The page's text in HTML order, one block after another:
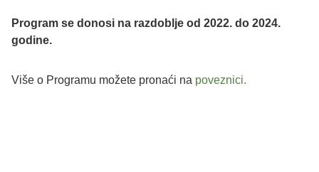
Program se donosi na razdoblje od 2022. do 2024.
godine.
Više o Programu možete pronaći na poveznici.